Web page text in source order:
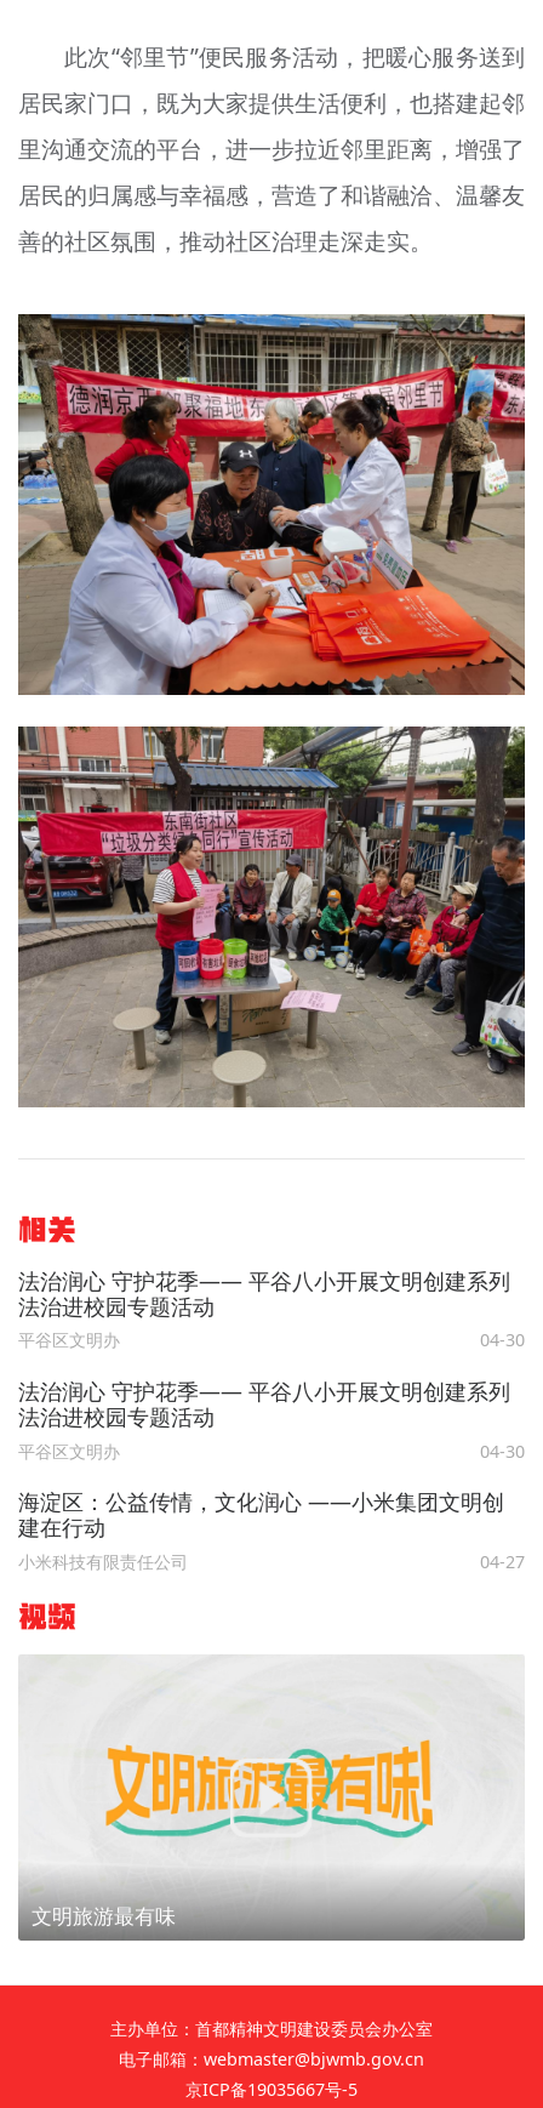
此次“邻里节”便民服务活动，把暖心服务送到
居民家门口，既为大家提供生活便利，也搭建起邻
里沟通交流的平台，进一步拉近邻里距离，增强了
居民的归属感与幸福感，营造了和谐融洽、温馨友
善的社区氛围，推动社区治理走深走实。
相关
法治润心 守护花季—— 平谷八小开展文明创建系列
法治进校园专题活动
平谷区文明办 04-30
法治润心 守护花季—— 平谷八小开展文明创建系列
法治进校园专题活动
平谷区文明办 04-30
海淀区：公益传情，文化润心 ——小米集团文明创
建在行动
小米科技有限责任公司 04-27
视频
文明旅游最有味
主办单位：首都精神文明建设委员会办公室
电子邮箱：webmaster@bjwmb.gov.cn
京ICP备19035667号-5